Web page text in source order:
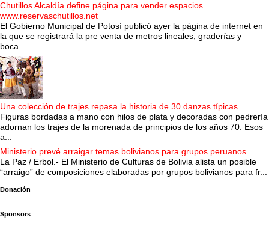
Chutillos Alcaldía define página para vender espacios
www.reservaschutillos.net
El Gobierno Municipal de Potosí publicó ayer la página de internet en
la que se registrará la pre venta de metros lineales, graderías y
boca...
Una colección de trajes repasa la historia de 30 danzas típicas
Figuras bordadas a mano con hilos de plata y decoradas con pedrería
adornan los trajes de la morenada de principios de los años 70. Esos
a...
Ministerio prevé arraigar temas bolivianos para grupos peruanos
La Paz / Erbol.- El Ministerio de Culturas de Bolivia alista un posible
“arraigo” de composiciones elaboradas por grupos bolivianos para fr...
Donación
Sponsors